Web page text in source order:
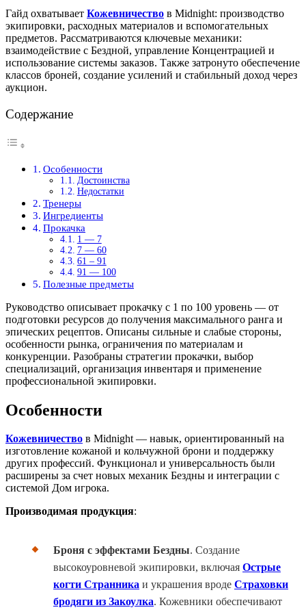
Гайд охватывает Кожевничество в Midnight: производство
экипировки, расходных материалов и вспомогательных
предметов. Рассматриваются ключевые механики:
взаимодействие с Бездной, управление Концентрацией и
использование системы заказов. Также затронуто обеспечение
классов броней, создание усилений и стабильный доход через
аукцион.
Содержание
Особенности
Достоинства
Недостатки
Тренеры
Ингредиенты
Прокачка
1 — 7
7 — 60
61 – 91
91 — 100
Полезные предметы
Руководство описывает прокачку с 1 по 100 уровень — от
подготовки ресурсов до получения максимального ранга и
эпических рецептов. Описаны сильные и слабые стороны,
особенности рынка, ограничения по материалам и
конкуренции. Разобраны стратегии прокачки, выбор
специализаций, организация инвентаря и применение
профессиональной экипировки.
Особенности
Кожевничество в Midnight — навык, ориентированный на
изготовление кожаной и кольчужной брони и поддержку
других профессий. Функционал и универсальность были
расширены за счет новых механик Бездны и интеграции с
системой Дом игрока.
Производимая продукция:
Броня с эффектами Бездны. Создание
высокоуровневой экипировки, включая Острые
когти Странника и украшения вроде Страховки
бродяги из Закоулка. Кожевники обеспечивают